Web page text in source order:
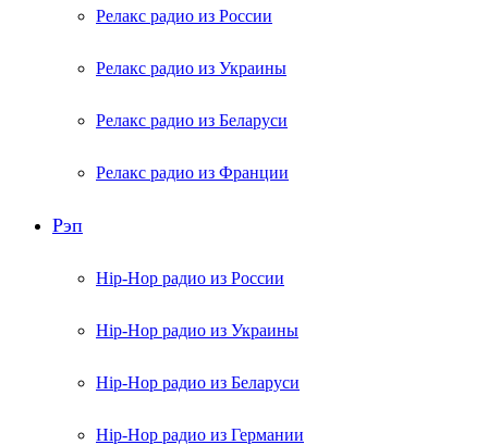
Релакс радио из России
Релакс радио из Украины
Релакс радио из Беларуси
Релакс радио из Франции
Рэп
Hip-Hop радио из России
Hip-Hop радио из Украины
Hip-Hop радио из Беларуси
Hip-Hop радио из Германии